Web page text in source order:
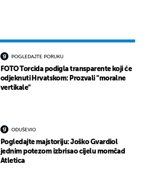
POGLEDAJTE PORUKU
FOTO Torcida podigla transparente koji će
odjeknuti Hrvatskom: Prozvali "moralne
vertikale"
ODUŠEVIO
Pogledajte majstoriju: Joško Gvardiol
jednim potezom izbrisao cijelu momčad
Atletica